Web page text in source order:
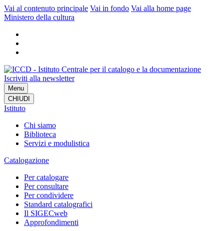
Vai al contenuto principale Vai in fondo Vai alla home page
Ministero della cultura
Iscriviti alla newsletter
Menu
CHIUDI
Istituto
Chi siamo
Biblioteca
Servizi e modulistica
Catalogazione
Per catalogare
Per consultare
Per condividere
Standard catalografici
Il SIGECweb
Approfondimenti